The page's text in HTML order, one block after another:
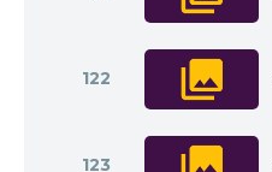
122
123